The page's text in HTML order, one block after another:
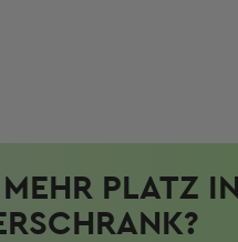
PLATZ IN